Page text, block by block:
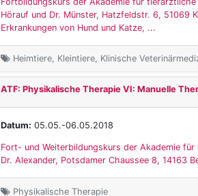
Hörauf und Dr. Münster, Hatzfeldstr. 6, 51069
Erkrankungen von Hund und Katze, ...
Heimtiere, Kleintiere, Klinische
ATF: Physikalische Therapie VI: Manuelle
Datum: 05.05.-06.05.2018
Fort- und Weiterbildungskurs der Akademie
Dr. Alexander, Potsdamer Chaussee 8, 14163
Physikalische Therapie